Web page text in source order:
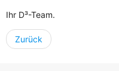
Ihr D³-Team.
Zurück